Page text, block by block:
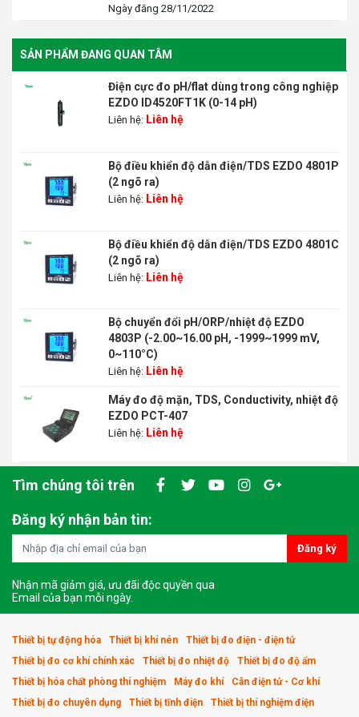
Ngày đăng 28/11/2022
SẢN PHẨM ĐANG QUAN TÂM
Điện cực đo pH/flat dùng trong công nghiệp
EZDO ID4520FT1K (0-14 pH)
Liên hệ: Liên hệ
Bộ điều khiển độ dẫn điện/TDS EZDO 4801P
(2 ngõ ra)
Liên hệ: Liên hệ
Bộ điều khiển độ dẫn điện/TDS EZDO 4801C
(2 ngõ ra)
Liên hệ: Liên hệ
Bộ chuyển đổi pH/ORP/nhiệt độ EZDO
4803P (-2.00~16.00 pH, -1999~1999 mV,
0~110°C)
Liên hệ: Liên hệ
Máy đo độ mặn, TDS, Conductivity, nhiệt độ
EZDO PCT-407
Liên hệ: Liên hệ
Tìm chúng tôi trên
Đăng ký nhận bản tin:
Đăng ký
Nhận mã giảm giá, ưu đãi độc quyền qua
Email của bạn mỗi ngày.
Thiết bị tự động hóa Thiết bị khí nén
Thiết bị đo điện - điện tử
Thiết bị đo cơ khí chính xác
Thiết bị đo nhiệt độ
Thiết bị đo độ ẩm
Thiết bị hóa chất phòng thí nghiệm
Máy đo khí
Cân điện tử - Cơ khí
Thiết bị đo chuyên dụng
Thiết bị tĩnh điện
Thiết bị thí nghiệm điện